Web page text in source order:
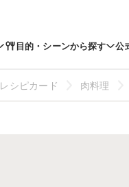
目的・シーンから探す 公
レシピカード 肉料理